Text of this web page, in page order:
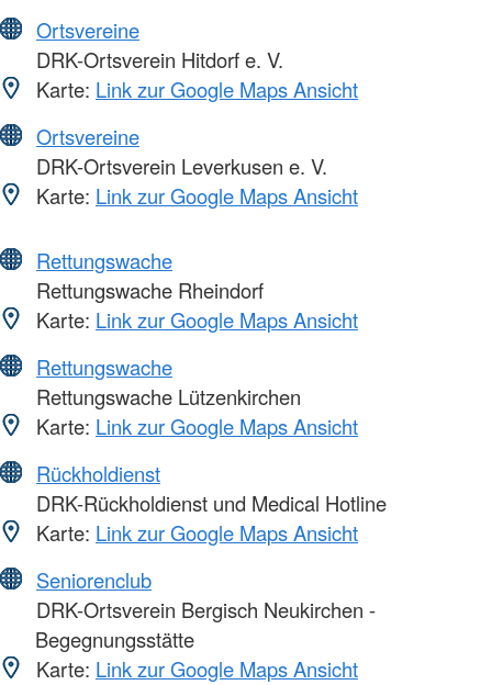
Ortsvereine
DRK-Ortsverein Hitdorf e. V.
Karte: Link zur Google Maps Ansicht
Ortsvereine
DRK-Ortsverein Leverkusen e. V.
Karte: Link zur Google Maps Ansicht
Rettungswache
Rettungswache Rheindorf
Karte: Link zur Google Maps Ansicht
Rettungswache
Rettungswache Lützenkirchen
Karte: Link zur Google Maps Ansicht
Rückholdienst
DRK-Rückholdienst und Medical Hotline
Karte: Link zur Google Maps Ansicht
Seniorenclub
DRK-Ortsverein Bergisch Neukirchen -
Begegnungsstätte
Karte: Link zur Google Maps Ansicht